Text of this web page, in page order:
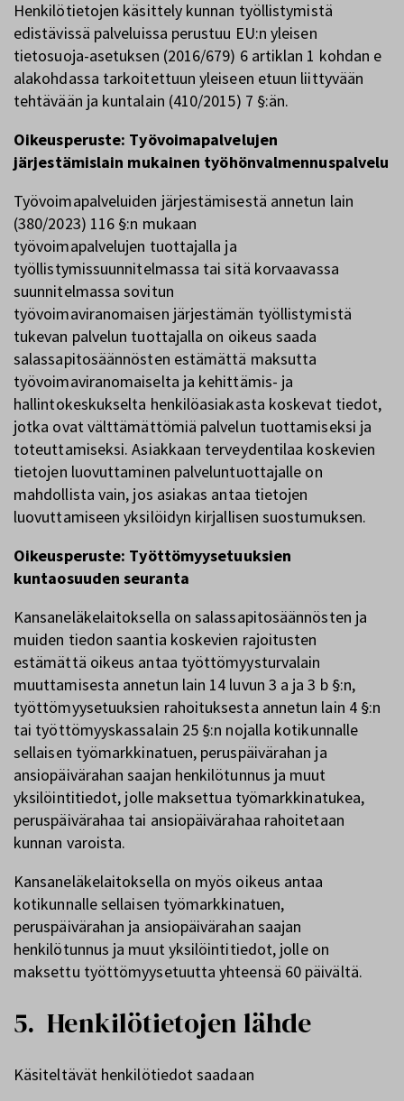
Henkilötietojen käsittely kunnan työllistymistä
edistävissä palveluissa perustuu EU:n yleisen
tietosuoja-asetuksen (2016/679) 6 artiklan 1 kohdan e
alakohdassa tarkoitettuun yleiseen etuun liittyvään
tehtävään ja kuntalain (410/2015) 7 §:än.
Oikeusperuste: Työvoimapalvelujen
järjestämislain mukainen työhönvalmennuspalvelu
Työvoimapalveluiden järjestämisestä annetun lain
(380/2023) 116 §:n mukaan
työvoimapalvelujen tuottajalla ja
työllistymissuunnitelmassa tai sitä korvaavassa
suunnitelmassa sovitun
työvoimaviranomaisen järjestämän työllistymistä
tukevan palvelun tuottajalla on oikeus saada
salassapitosäännösten estämättä maksutta
työvoimaviranomaiselta ja kehittämis- ja
hallintokeskukselta henkilöasiakasta koskevat tiedot,
jotka ovat välttämättömiä palvelun tuottamiseksi ja
toteuttamiseksi. Asiakkaan terveydentilaa koskevien
tietojen luovuttaminen palveluntuottajalle on
mahdollista vain, jos asiakas antaa tietojen
luovuttamiseen yksilöidyn kirjallisen suostumuksen.
Oikeusperuste: Työttömyysetuuksien
kuntaosuuden seuranta
Kansaneläkelaitoksella on salassapitosäännösten ja
muiden tiedon saantia koskevien rajoitusten
estämättä oikeus antaa työttömyysturvalain
muuttamisesta annetun lain 14 luvun 3 a ja 3 b §:n,
työttömyysetuuksien rahoituksesta annetun lain 4 §:n
tai työttömyyskassalain 25 §:n nojalla kotikunnalle
sellaisen työmarkkinatuen, peruspäivärahan ja
ansiopäivärahan saajan henkilötunnus ja muut
yksilöintitiedot, jolle maksettua työmarkkinatukea,
peruspäivärahaa tai ansiopäivärahaa rahoitetaan
kunnan varoista.
Kansaneläkelaitoksella on myös oikeus antaa
kotikunnalle sellaisen työmarkkinatuen,
peruspäivärahan ja ansiopäivärahan saajan
henkilötunnus ja muut yksilöintitiedot, jolle on
maksettu työttömyysetuutta yhteensä 60 päivältä.
5. Henkilötietojen lähde
Käsiteltävät henkilötiedot saadaan